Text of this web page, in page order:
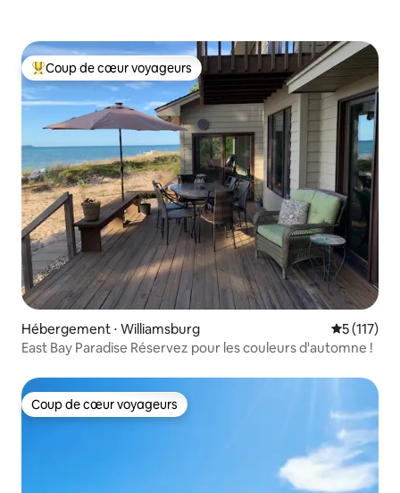
Coups de cœur voyageurs les plus appréciés
Coup de cœur voyageurs
Hébergement ⋅ Williamsburg Évaluation
5 (117)
East Bay Paradise Réservez pour les couleurs d'automne !
Coup de cœur voyageurs
Coup de cœur voyageurs